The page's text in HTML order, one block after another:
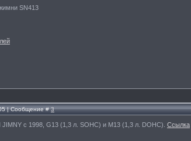
SN413
| Сообщение #3
JIMNY с 1998, G13 (1,3 л. SOHC) и М13 (1,3 л. DOHC). Ссылка